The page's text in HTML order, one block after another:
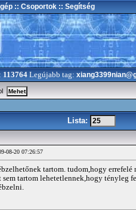
:: Csoportok :: Segítség
113764 Legújabb tag:
Lista:
08-20 07:26:57
tartom. tudom,hogy
tartom lehetetlennek,hogy tényleg